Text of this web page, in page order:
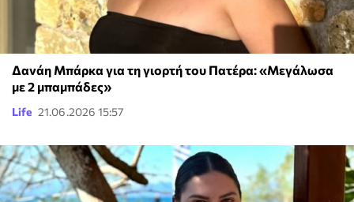
Δανάη Μπάρκα για τη γιορτή του Πατέρα: «Μεγάλωσα
με 2 μπαμπάδες»
Life 21.06.2026 15:57